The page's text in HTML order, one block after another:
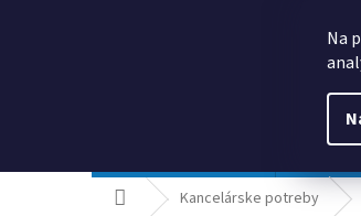
Na
DomovKancelárske potreby